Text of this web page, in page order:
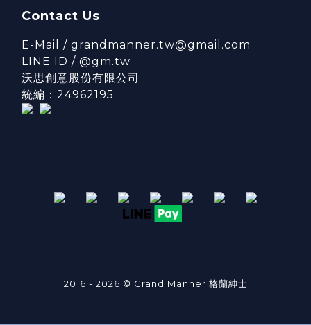
Contact Us
E-Mail / grandmanner.tw@gmail.com
LINE ID / @gm.tw
沃思創意股份有限公司
統編：24962195
2016 - 2026 © Grand Manner 格蘭紳士